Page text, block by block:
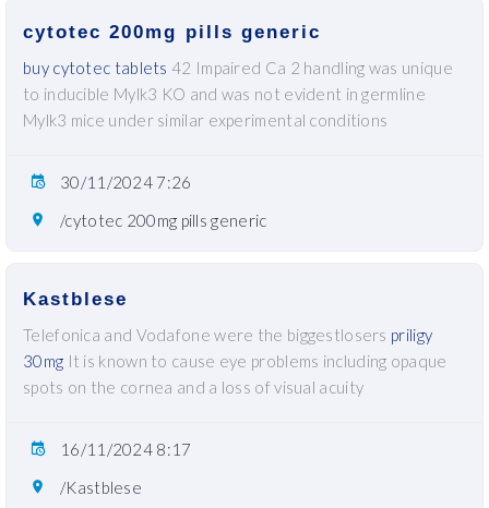
cytotec 200mg pills generic
buy cytotec tablets 42 Impaired Ca 2 handling was unique
to inducible Mylk3 KO and was not evident in germline
Mylk3 mice under similar experimental conditions
30/11/2024 7:26
/cytotec 200mg pills generic
Kastblese
Telefonica and Vodafone were the biggestlosers priligy
30mg It is known to cause eye problems including opaque
spots on the cornea and a loss of visual acuity
16/11/2024 8:17
/Kastblese